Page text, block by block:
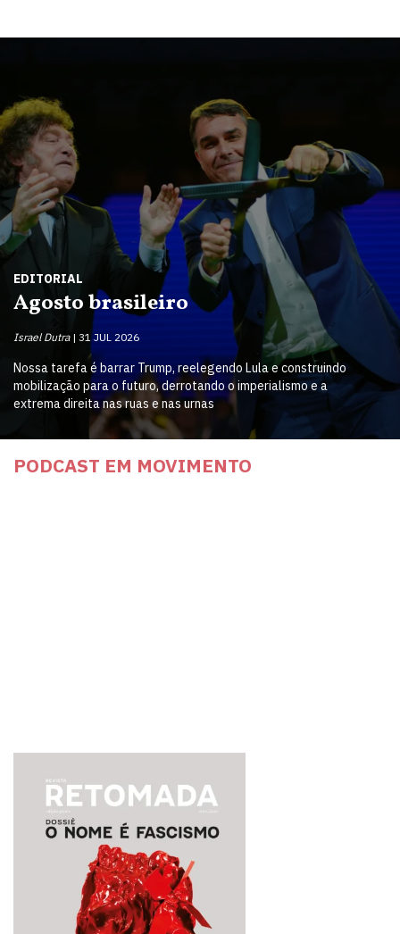
EDITORIAL
Agosto brasileiro
Israel Dutra 31 JUL 2026
Nossa tarefa é barrar Trump, reelegendo Lula e construindo
mobilização para o futuro, derrotando o imperialismo e a
extrema direita nas ruas e nas urnas
PODCAST EM MOVIMENTO